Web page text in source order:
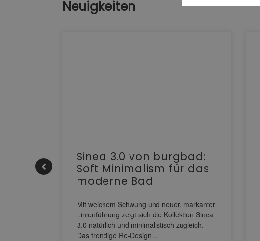
Neuigkeiten
Sinea 3.0 von burgbad:
Soft Minimalism für das
moderne Bad
Mit weichem Schwung und neuer, markanter
Linienführung zeigt sich die Kollektion Sinea
3.0 natürlich und minimalistisch zugleich.
Das trendige Re-Design…